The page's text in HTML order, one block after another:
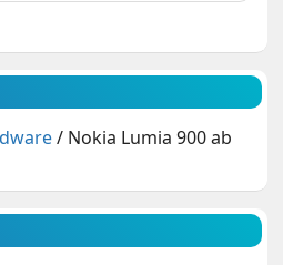
/ Nokia Lumia 900 ab